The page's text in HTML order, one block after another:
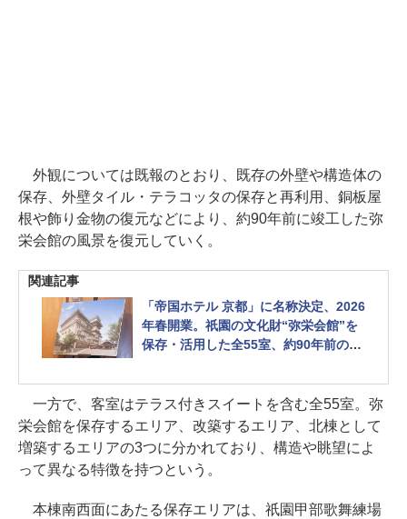
外観については既報のとおり、既存の外壁や構造体の
保存、外壁タイル・テラコッタの保存と再利用、銅板屋
根や飾り金物の復元などにより、約90年前に竣工した弥
栄会館の風景を復元していく。
関連記事
「帝国ホテル 京都」に名称決定、2026
年春開業。祇園の文化財“弥栄会館”を
保存・活用した全55室、約90年前の風
一方で、客室はテラス付きスイートを含む全55室。弥
栄会館を保存するエリア、改築するエリア、北棟として
増築するエリアの3つに分かれており、構造や眺望によ
って異なる特徴を持つという。
本棟南西面にあたる保存エリアは、祇園甲部歌舞練場